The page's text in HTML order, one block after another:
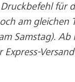
Druckbefehl für
am
Samstag).